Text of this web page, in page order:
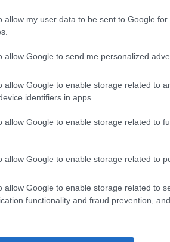
allow my user data to be sent to Google
allow Google to send me personalized
allow Google to enable storage related to
identifiers in apps.
allow Google to enable storage related to
allow Google to enable storage related to
allow Google to enable storage related to
functionality and fraud prevention,